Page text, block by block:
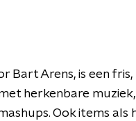
Bart Arens, is een
herkenbare muziek,
Ook items als